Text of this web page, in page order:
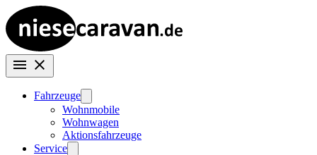
Fahrzeuge
Wohnmobile
Wohnwagen
Aktionsfahrzeuge
Service